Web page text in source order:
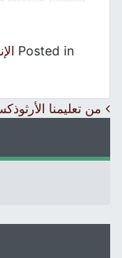
Posted in
من تعليمنا